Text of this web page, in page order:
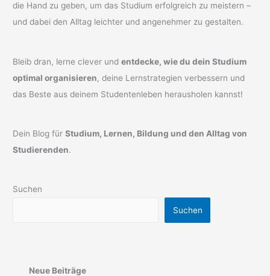
die Hand zu geben, um das Studium erfolgreich zu meistern –
und dabei den Alltag leichter und angenehmer zu gestalten.
Bleib dran, lerne clever undentdecke, wie du dein Studium
optimal organisieren, deine Lernstrategien verbessern und
das Beste aus deinem Studentenleben herausholen kannst!
Dein Blog fürStudium, Lernen, Bildung und den Alltag von
Studierenden.
Suchen
Suchen
Neue Beiträge